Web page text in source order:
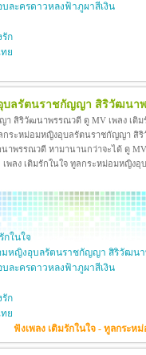
บละครดาวหลงฟ้าภูผาสีเงิน
รัก
ทย
อุบลรัตนราชกัญญา สิริวัฒนา
า สิริวัฒนาพรรณวดี ดู MV เพลง เ
กระหม่อมหญิงอุบลรัตนราชกัญญา สิริ
พรรณวดี หามานานกว่าจะได้ ดู
ลง เติมรักในใจ ทูลกระหม่อมหญิง
กในใจ
มหญิงอุบลรัตนราชกัญญา สิริวัฒน
บละครดาวหลงฟ้าภูผาสีเงิน
รัก
ทย
ฟังเพลง เติมรักในใจ - ทูลกระ